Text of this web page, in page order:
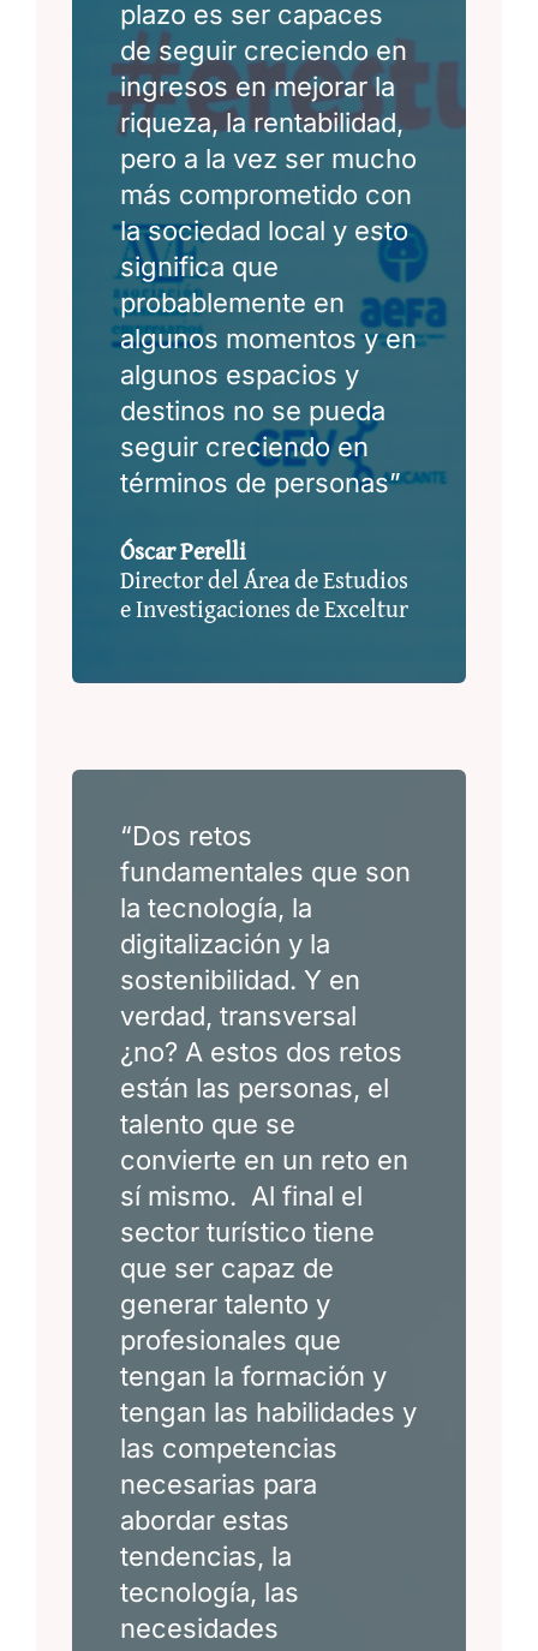
plazo es ser capaces
de seguir creciendo en
ingresos en mejorar la
riqueza, la rentabilidad,
pero a la vez ser mucho
más comprometido con
la sociedad local y esto
significa que
probablemente en
algunos momentos y en
algunos espacios y
destinos no se pueda
seguir creciendo en
términos de personas”
Óscar Perelli
Director del Área de Estudios
e Investigaciones de Exceltur
“Dos retos
fundamentales que son
la tecnología, la
digitalización y la
sostenibilidad. Y en
verdad, transversal
¿no? A estos dos retos
están las personas, el
talento que se
convierte en un reto en
sí mismo. Al final el
sector turístico tiene
que ser capaz de
generar talento y
profesionales que
tengan la formación y
tengan las habilidades y
las competencias
necesarias para
abordar estas
tendencias, la
tecnología, las
necesidades